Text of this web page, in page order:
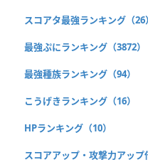
スコアタ最強ランキング（26）
最強ぷにランキング（3872）
最強種族ランキング（94）
こうげきランキング（16）
HPランキング（10）
スコアアップ・攻撃力アッ